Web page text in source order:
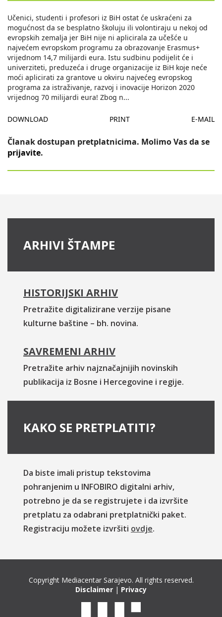
Učenici, studenti i profesori iz BiH ostat će uskraćeni za
mogućnost da se besplatno školuju ili volontiraju u nekoj od
evropskih zemalja jer BiH nije ni aplicirala za učešće u
najvećem evropskom programu za obrazovanje Erasmus+
vrijednom 14,7 milijardi eura. Istu sudbinu podijelit će i
univerziteti, preduzeća i druge organizacije iz BiH koje neće
moći aplicirati za grantove u okviru najvećeg evropskog
programa za istraživanje, razvoj i inovacije Horizon 2020
vrijednog 70 milijardi eura! Zbog n...
DOWNLOAD PRINT E-MAIL
Članak dostupan pretplatnicima. Molimo Vas da se
prijavite.
ARHIVI ŠTAMPE
HISTORIJSKI ARHIV
Pretražite digitalizirane verzije pisane
kulturne baštine – bh. novina.
SAVREMENI ARHIV
Pretražite arhiv najznačajnijih novinskih
publikacija iz Bosne i Hercegovine i regije.
KAKO SE PRETPLATITI?
Da biste imali pristup tekstovima
pohranjenim u INFOBIRO digitalni arhiv,
potrebno je da se registrujete i da izvršite
pretplatu za odabrani pretplatnički paket.
Registraciju možete izvršiti ovdje.
Copyright Mediacentar Sarajevo. All rights reserved.
Disclaimer | Privacy